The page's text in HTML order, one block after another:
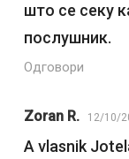
што се секу
послушник.
Одговори
Zoran R. 12/10/
A vlasnik